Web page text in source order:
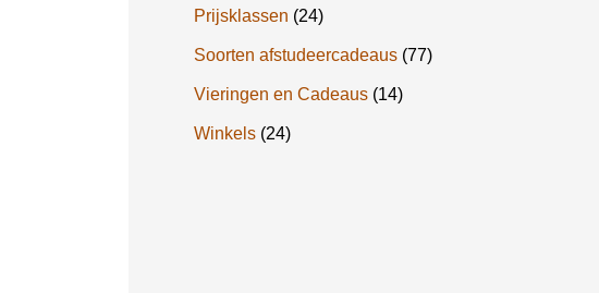
Prijsklassen (24)
Soorten afstudeercadeaus (77)
Vieringen en Cadeaus (14)
Winkels (24)